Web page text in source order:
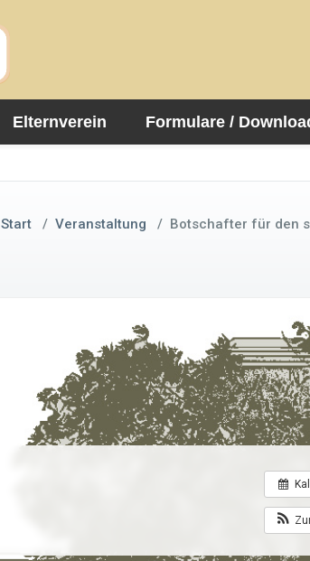
Elternverein Formulare /
Start / Veranstaltung / Botschafter für den